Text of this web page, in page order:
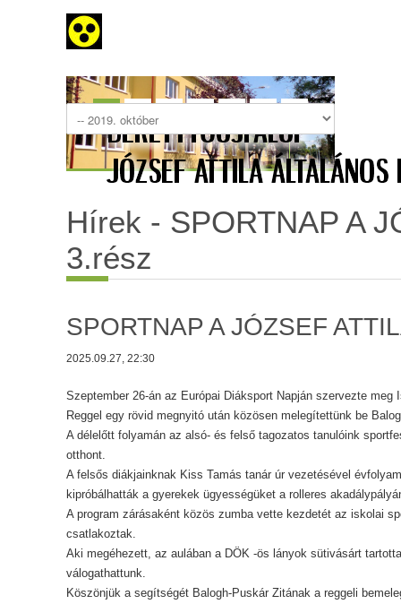
Hírek - SPORTNAP A
3.rész
SPORTNAP A JÓZSEF
2025.09.27, 22:30
Szeptember 26-án az Európai Diáksport Napján szervezte
Reggel egy rövid megnyitó után közösen melegítettünk be
A délelőtt folyamán az alsó- és felső tagozatos tanulóink
otthont.
A felsős diákjainknak Kiss Tamás tanár úr vezetésével
kipróbálhatták a gyerekek ügyességüket a rolleres
A program zárásaként közös zumba vette kezdetét az iskolai
csatlakoztak.
Aki megéhezett, az aulában a DÖK -ös lányok sütivásárt
válogathattunk.
Köszönjük a segítségét Balogh-Puskár Zitának a reggeli